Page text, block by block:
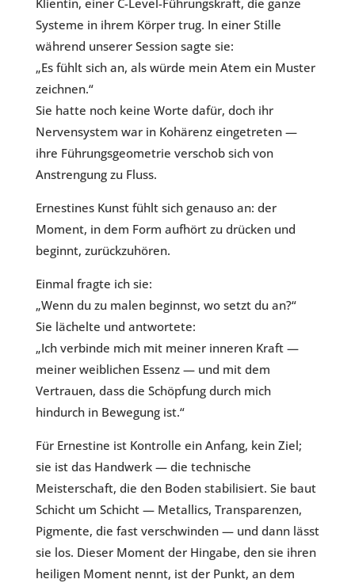
Klientin, einer C-Level-Führungskraft, die ganze
Systeme in ihrem Körper trug. In einer Stille
während unserer Session sagte sie:
„Es fühlt sich an, als würde mein Atem ein Muster
zeichnen.“
Sie hatte noch keine Worte dafür, doch ihr
Nervensystem war in Kohärenz eingetreten —
ihre Führungsgeometrie verschob sich von
Anstrengung zu Fluss.
Ernestines Kunst fühlt sich genauso an: der
Moment, in dem Form aufhört zu drücken und
beginnt, zurückzuhören.
Einmal fragte ich sie:
„Wenn du zu malen beginnst, wo setzt du an?“
Sie lächelte und antwortete:
„Ich verbinde mich mit meiner inneren Kraft —
meiner weiblichen Essenz — und mit dem
Vertrauen, dass die Schöpfung durch mich
hindurch in Bewegung ist.“
Für Ernestine ist Kontrolle ein Anfang, kein Ziel;
sie ist das Handwerk — die technische
Meisterschaft, die den Boden stabilisiert. Sie baut
Schicht um Schicht — Metallics, Transparenzen,
Pigmente, die fast verschwinden — und dann lässt
sie los. Dieser Moment der Hingabe, den sie ihren
heiligen Moment nennt, ist der Punkt, an dem